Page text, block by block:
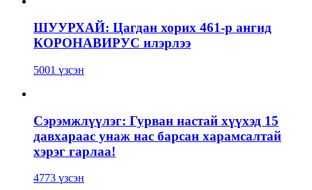
ШУУРХАЙ: Цагдан хорих 461-р ангид
КОРОНАВИРУС илэрлээ
5001 үзсэн
Сэрэмжлүүлэг: Гурван настай хүүхэд 15
давхараас унаж нас барсан харамсалтай
хэрэг гарлаа!
4773 үзсэн